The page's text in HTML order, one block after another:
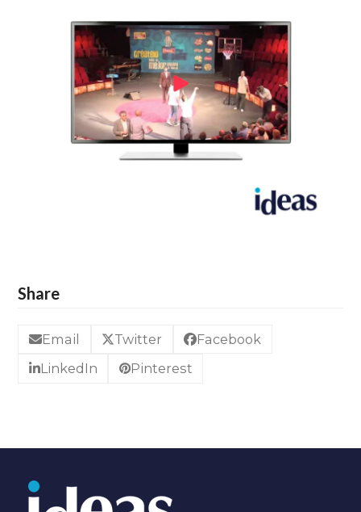
Share
Email Twitter
Facebook
LinkedIn
Pinterest